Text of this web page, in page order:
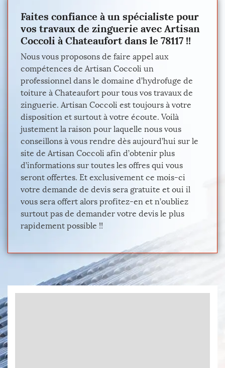
Faites confiance à un spécialiste pour
vos travaux de zinguerie avec Artisan
Coccoli à Chateaufort dans le 78117 !!
Nous vous proposons de faire appel aux
compétences de Artisan Coccoli un
professionnel dans le domaine d’hydrofuge de
toiture à Chateaufort pour tous vos travaux de
zinguerie. Artisan Coccoli est toujours à votre
disposition et surtout à votre écoute. Voilà
justement la raison pour laquelle nous vous
conseillons à vous rendre dès aujourd’hui sur le
site de Artisan Coccoli afin d’obtenir plus
d’informations sur toutes les offres qui vous
seront offertes. Et exclusivement ce mois-ci
votre demande de devis sera gratuite et oui il
vous sera offert alors profitez-en et n’oubliez
surtout pas de demander votre devis le plus
rapidement possible !!